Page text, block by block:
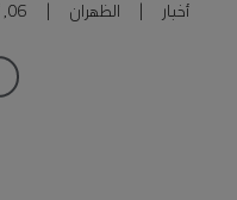
أخبار الظهران 06, أبريل 2022